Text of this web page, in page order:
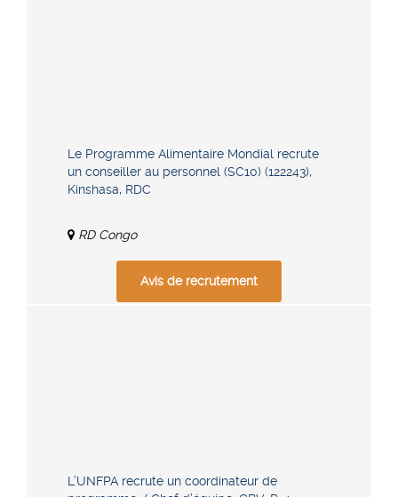
Le Programme Alimentaire Mondial recrute
un conseiller au personnel (SC10) (122243),
Kinshasa, RDC
RD Congo
Avis de recrutement
L’UNFPA recrute un coordinateur de